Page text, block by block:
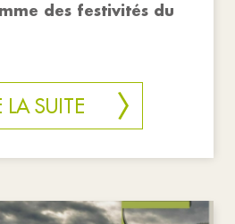
des festivités du
LA SUITE